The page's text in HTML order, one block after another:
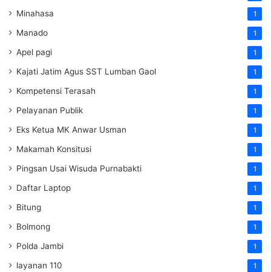
Minahasa 1
Manado 1
Apel pagi 1
Kajati Jatim Agus SST Lumban Gaol 1
Kompetensi Terasah 1
Pelayanan Publik 1
Eks Ketua MK Anwar Usman 1
Makamah Konsitusi 1
Pingsan Usai Wisuda Purnabakti 1
Daftar Laptop 1
Bitung 1
Bolmong 1
Polda Jambi 1
layanan 110 1